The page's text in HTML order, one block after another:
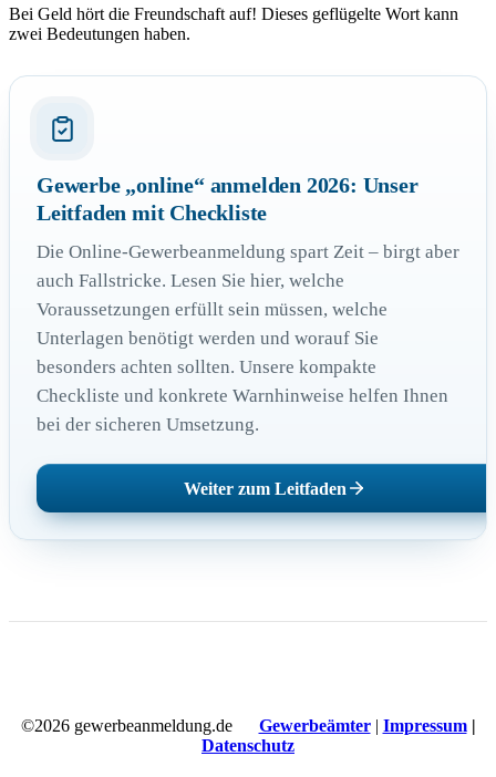
Bei Geld hört die Freundschaft auf! Dieses geflügelte Wort kann
zwei Bedeutungen haben.
Gewerbe „online“ anmelden 2026: Unser
Leitfaden mit Checkliste
Die Online-Gewerbeanmeldung spart Zeit – birgt aber
auch Fallstricke. Lesen Sie hier, welche
Voraussetzungen erfüllt sein müssen, welche
Unterlagen benötigt werden und worauf Sie
besonders achten sollten. Unsere kompakte
Checkliste und konkrete Warnhinweise helfen Ihnen
bei der sicheren Umsetzung.
Weiter zum Leitfaden
©2026 gewerbeanmeldung.de Gewerbeämter| Impressum|
Datenschutz